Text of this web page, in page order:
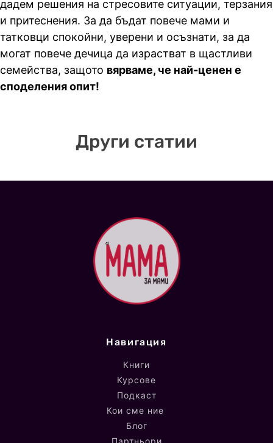
дадем решения на стресовите ситуации, терзания
и притеснения. За да бъдат повече мами и
татковци спокойни, уверени и осъзнати, за да
могат повече дечица да израстват в щастливи
семейства, защото вярваме, че най-ценен е
споделения опит!
Други статии
Навигация
Книги
Курсове
Подкаст
Кои сме ние
Блог
Партньори